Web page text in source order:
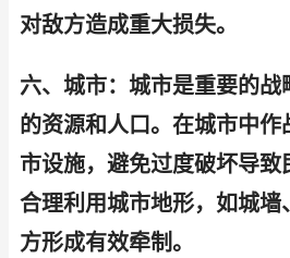
对敌方造成重大损失。
六、城市：城市是重要的
的资源和人口。在城市中
市设施，避免过度破坏导致
合理利用城市地形，如城墙
方形成有效牵制。